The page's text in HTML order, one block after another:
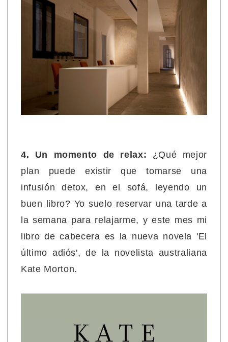
4. Un momento de relax: ¿Qué mejor
plan puede existir que tomarse una
infusión detox, en el sofá, leyendo un
buen libro? Yo suelo reservar una tarde a
la semana para relajarme, y este mes mi
libro de cabecera es la nueva novela 'El
último adiós', de la novelista australiana
Kate Morton.